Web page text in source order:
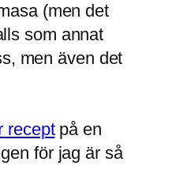
(men det
som annat
men även det
receptpå en
för jag är så